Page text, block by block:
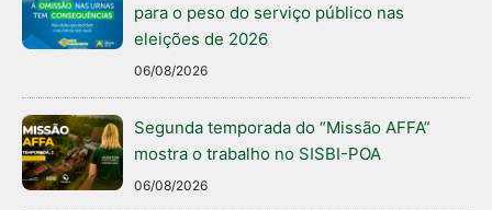
para o peso do serviço público nas
eleições de 2026
06/08/2026
Segunda temporada do “Missão AFFA”
mostra o trabalho no SISBI-POA
06/08/2026